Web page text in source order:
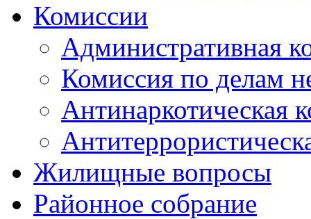
Комиссии
Административная
Комиссия по делам
Антинаркотическая
Жилищные вопросы
Районное собрание